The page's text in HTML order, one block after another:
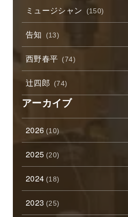
ミュージシャン (150)
告知 (13)
西野春平 (74)
辻四郎 (74)
アーカイブ
2026 (10)
2025 (20)
2024 (18)
2023 (25)